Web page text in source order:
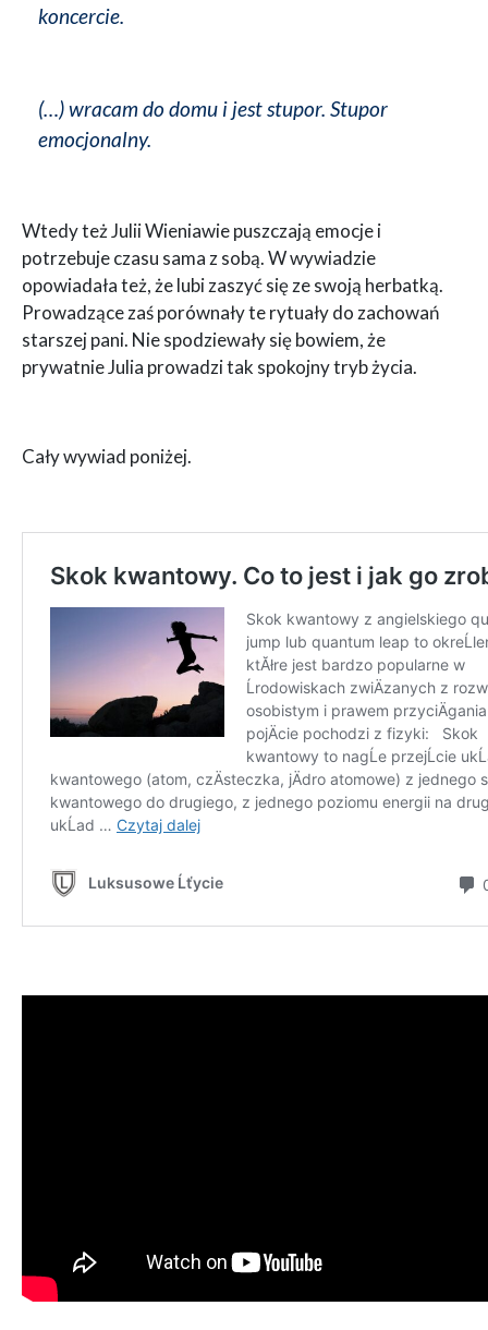
koncercie.
(…) wracam do domu i jest stupor. Stupor
emocjonalny.
Wtedy też Julii Wieniawie puszczają emocje i
potrzebuje czasu sama z sobą. W wywiadzie
opowiadała też, że lubi zaszyć się ze swoją herbatką.
Prowadzące zaś porównały te rytuały do zachowań
starszej pani. Nie spodziewały się bowiem, że
prywatnie Julia prowadzi tak spokojny tryb życia.
Cały wywiad poniżej.